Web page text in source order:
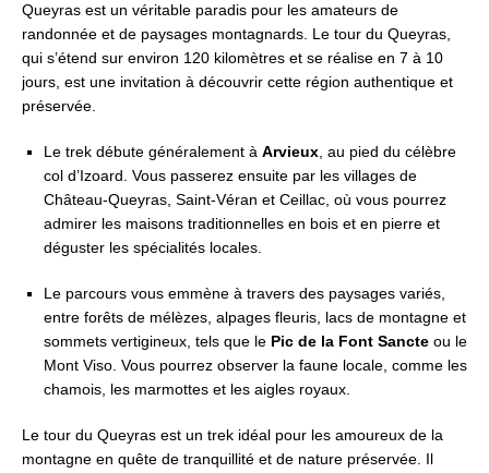
Queyras est un véritable paradis pour les amateurs de
randonnée et de paysages montagnards. Le tour du Queyras,
qui s’étend sur environ 120 kilomètres et se réalise en 7 à 10
jours, est une invitation à découvrir cette région authentique et
préservée.
Le trek débute généralement à Arvieux , au pied du célèbre
col d’Izoard. Vous passerez ensuite par les villages de
Château-Queyras, Saint-Véran et Ceillac, où vous pourrez
admirer les maisons traditionnelles en bois et en pierre et
déguster les spécialités locales.
Le parcours vous emmène à travers des paysages variés,
entre forêts de mélèzes, alpages fleuris, lacs de montagne et
sommets vertigineux, tels que le Pic de la Font Sancte ou le
Mont Viso. Vous pourrez observer la faune locale, comme les
chamois, les marmottes et les aigles royaux.
Le tour du Queyras est un trek idéal pour les amoureux de la
montagne en quête de tranquillité et de nature préservée. Il